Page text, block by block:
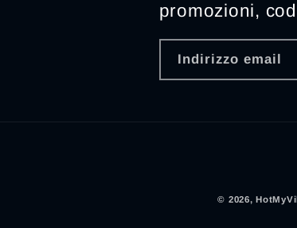
promozioni,
Indirizzo email
© 2026,